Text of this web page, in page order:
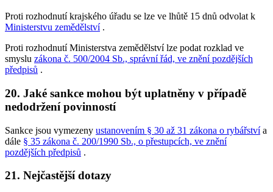
Proti rozhodnutí krajského úřadu se lze ve lhůtě 15 dnů odvolat k
Ministerstvu zemědělství.
Proti rozhodnutí Ministerstva zemědělství lze podat rozklad ve
smyslu zákona č. 500/2004 Sb., správní řád, ve znění pozdějších
předpisů .
20. Jaké sankce mohou být uplatněny v případě
nedodržení povinností
Sankce jsou vymezeny ustanovením § 30 až 31 zákona o rybářstvía
dále § 35 zákona č. 200/1990 Sb., o přestupcích, ve znění
pozdějších předpisů .
21. Nejčastější dotazy